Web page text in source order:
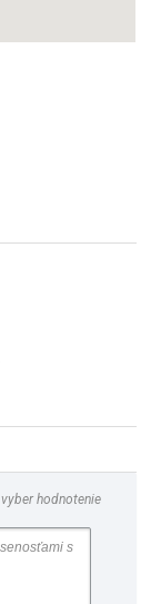
vyber hodnotenie